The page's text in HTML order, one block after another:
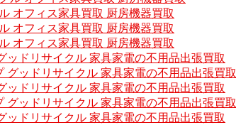
オフィス家具買取 厨房機器買取
オフィス家具買取 厨房機器買取
オフィス家具買取 厨房機器買取
ッドリサイクル 家具家電の不用品出張買取
グッドリサイクル 家具家電の不用品出張買取
ッドリサイクル 家具家電の不用品出張買取
グッドリサイクル 家具家電の不用品出張買取
ッドリサイクル 家具家電の不用品出張買取